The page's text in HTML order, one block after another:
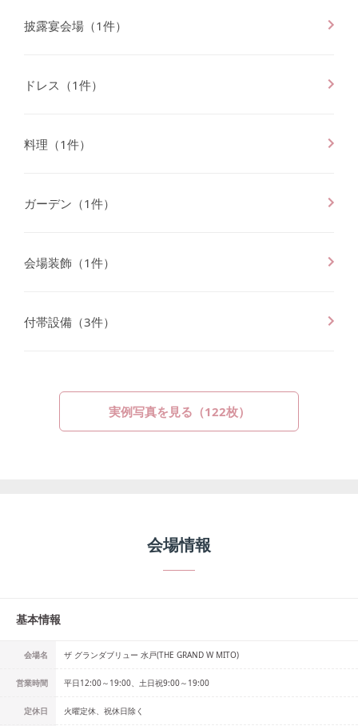
披露宴会場 （1件）
ドレス （1件）
料理 （1件）
ガーデン （1件）
会場装飾 （1件）
付帯設備 （3件）
実例写真を見る（122枚）
会場情報
基本情報
会場名 ザ グランダブリュー 水戸(THE GRAND W MITO)
営業時間 平日12:00～19:00、土日祝9:00～19:00
定休日 火曜定休、祝休日除く